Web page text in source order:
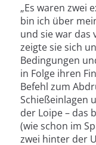
„Es waren zwei
bin ich über
und sie war das
zeigte sie sich
Bedingungen
in Folge ihren
Befehl zum
Schießeinlagen
der Loipe – das
(wie schon im
zwei hinter der